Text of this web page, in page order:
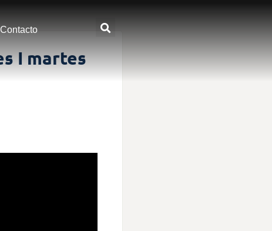
Contacto
I martes